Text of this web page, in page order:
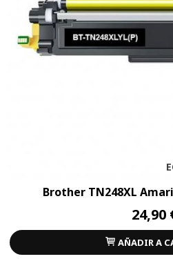
Brother TN248XL
24,90
AÑADIR A